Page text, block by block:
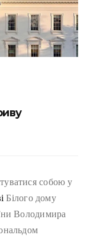
собою у
Білого дому
Володимира